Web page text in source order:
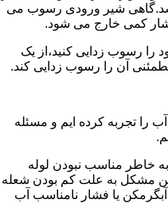
شیر ورودی رسوب می
کمی خارج می شود.
را رسوب زدایی کنید،از یک
آن را رسوب زدایی کند.
را تجربه کرده ایم و مسئله
مناسب نبودن لوله
مشکل به علت کم بودن شعله
یا فشار نامناسب آب